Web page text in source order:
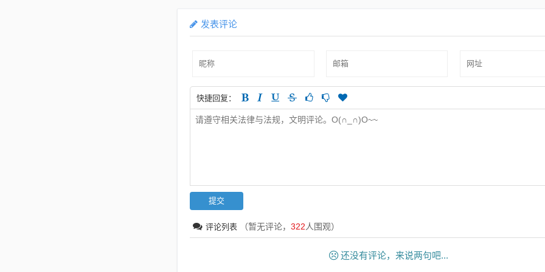
发表评论
快捷回复：
评论列表 （暂无评论， 322人围观）
还没有评论，来说两句吧...